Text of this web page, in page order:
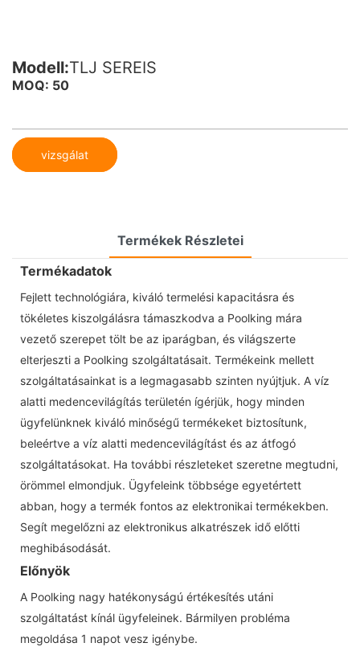
Modell:TLJ SEREIS
MOQ: 50
vizsgálat
Termékek Részletei
Termékadatok
Fejlett technológiára, kiváló termelési kapacitásra és
tökéletes kiszolgálásra támaszkodva a Poolking mára
vezető szerepet tölt be az iparágban, és világszerte
elterjeszti a Poolking szolgáltatásait. Termékeink mellett
szolgáltatásainkat is a legmagasabb szinten nyújtjuk. A víz
alatti medencevilágítás területén ígérjük, hogy minden
ügyfelünknek kiváló minőségű termékeket biztosítunk,
beleértve a víz alatti medencevilágítást és az átfogó
szolgáltatásokat. Ha további részleteket szeretne megtudni,
örömmel elmondjuk. Ügyfeleink többsége egyetértett
abban, hogy a termék fontos az elektronikai termékekben.
Segít megelőzni az elektronikus alkatrészek idő előtti
meghibásodását.
Előnyök
A Poolking nagy hatékonyságú értékesítés utáni
szolgáltatást kínál ügyfeleinek. Bármilyen probléma
megoldása 1 napot vesz igénybe.